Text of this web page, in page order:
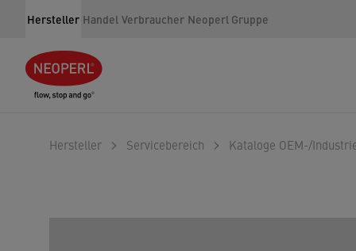
Hersteller Handel Verbraucher Neoperl Gruppe
Hersteller Servicebereich Kataloge OEM-/